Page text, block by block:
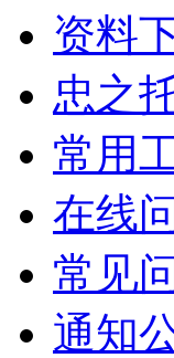
资料
忠之
常用
在线
常见
通知